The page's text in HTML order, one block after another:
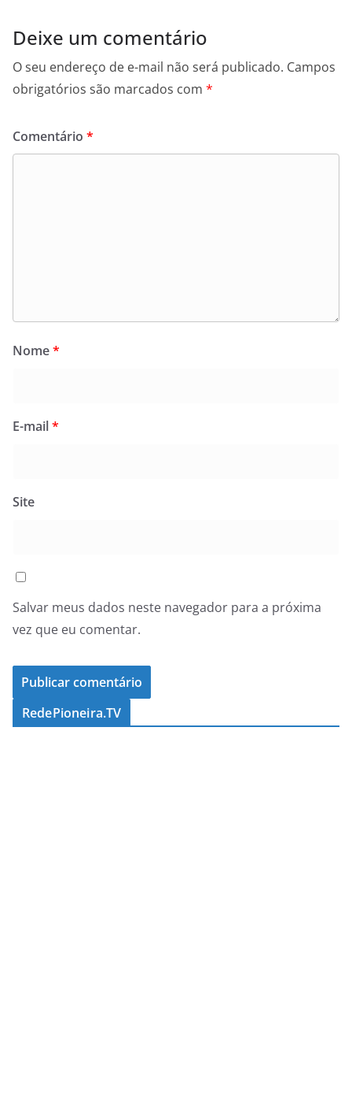
Deixe um comentário
O seu endereço de e-mail não será publicado. Campos
obrigatórios são marcados com *
Comentário *
Nome*
E-mail*
Site
Salvar meus dados neste navegador para a próxima
vez que eu comentar.
RedePioneira.TV